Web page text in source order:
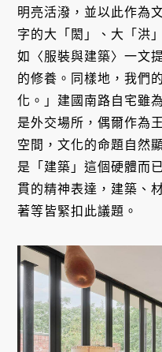
明亮活潑，並以此作為
字的大「閎」、大「洪
如〈服裝與建築〉一文
的修養。同樣地，我們
化。」建國南路自宅雖
是外交場所，偶爾作為
空間，文化的命題自然
是「建築」這個硬體而
貫的精神表達，建築、
著等皆緊扣此議題。